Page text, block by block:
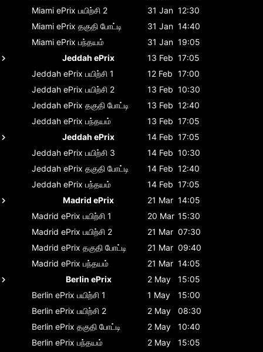
Miami ePrix பயிற்சி 2 31 Jan 12:30
Miami ePrix தகுதி போட்டி 31 Jan 14:40
Miami ePrix பந்தயம் 31 Jan 19:05
Jeddah ePrix
13 Feb 17:05
Jeddah ePrix பயிற்சி 1 12 Feb 17:00
Jeddah ePrix பயிற்சி 2 13 Feb 10:30
Jeddah ePrix தகுதி போட்டி 13 Feb 12:40
Jeddah ePrix பந்தயம் 13 Feb 17:05
Jeddah ePrix
14 Feb 17:05
Jeddah ePrix பயிற்சி 3 14 Feb 10:30
Jeddah ePrix தகுதி போட்டி 14 Feb 12:40
Jeddah ePrix பந்தயம் 14 Feb 17:05
Madrid ePrix
21 Mar 14:05
Madrid ePrix பயிற்சி 1 20 Mar 15:30
Madrid ePrix பயிற்சி 2 21 Mar 07:30
Madrid ePrix தகுதி போட்டி 21 Mar 09:40
Madrid ePrix பந்தயம் 21 Mar 14:05
Berlin ePrix
2 May
15:05
Berlin ePrix பயிற்சி 1 1 May
15:00
Berlin ePrix பயிற்சி 2 2 May
08:30
Berlin ePrix தகுதி போட்டி 2 May
10:40
Berlin ePrix பந்தயம் 2 May
15:05